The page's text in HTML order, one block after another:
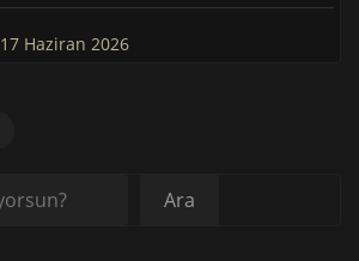
17 Haziran 2026
Ara